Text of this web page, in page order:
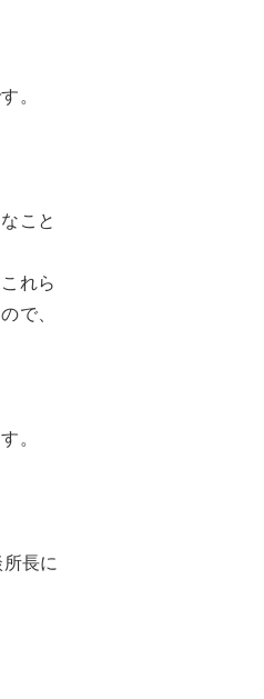
。
こと
れら
で、
。
長に